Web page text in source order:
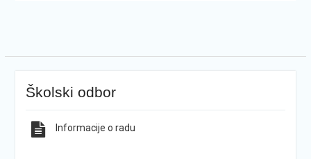
Školski odbor
Informacije o radu